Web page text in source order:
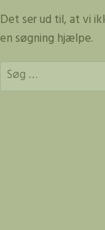
til
indhold
Det ser ud til, at vi
en søgning hjælpe.
Søg
efter: